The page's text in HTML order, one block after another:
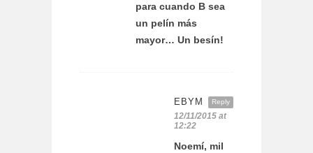
para cuando B sea
un pelín más
mayor… Un besín!
Reply
EBYM
12/11/2015 at
12:22
Noemí, mil